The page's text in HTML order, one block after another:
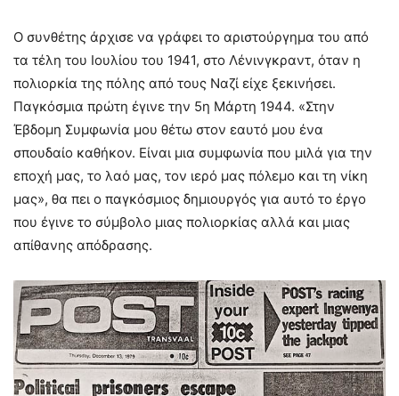
Ο συνθέτης άρχισε να γράφει το αριστούργημα του από
τα τέλη του Ιουλίου του 1941, στο Λένινγκραντ, όταν η
πολιορκία της πόλης από τους Ναζί είχε ξεκινήσει.
Παγκόσμια πρώτη έγινε την 5η Μάρτη 1944. «Στην
Έβδομη Συμφωνία μου θέτω στον εαυτό μου ένα
σπουδαίο καθήκον. Είναι μια συμφωνία που μιλά για την
εποχή μας, το λαό μας, τον ιερό μας πόλεμο και τη νίκη
μας», θα πει ο παγκόσμιος δημιουργός για αυτό το έργο
που έγινε το σύμβολο μιας πολιορκίας αλλά και μιας
απίθανης απόδρασης.